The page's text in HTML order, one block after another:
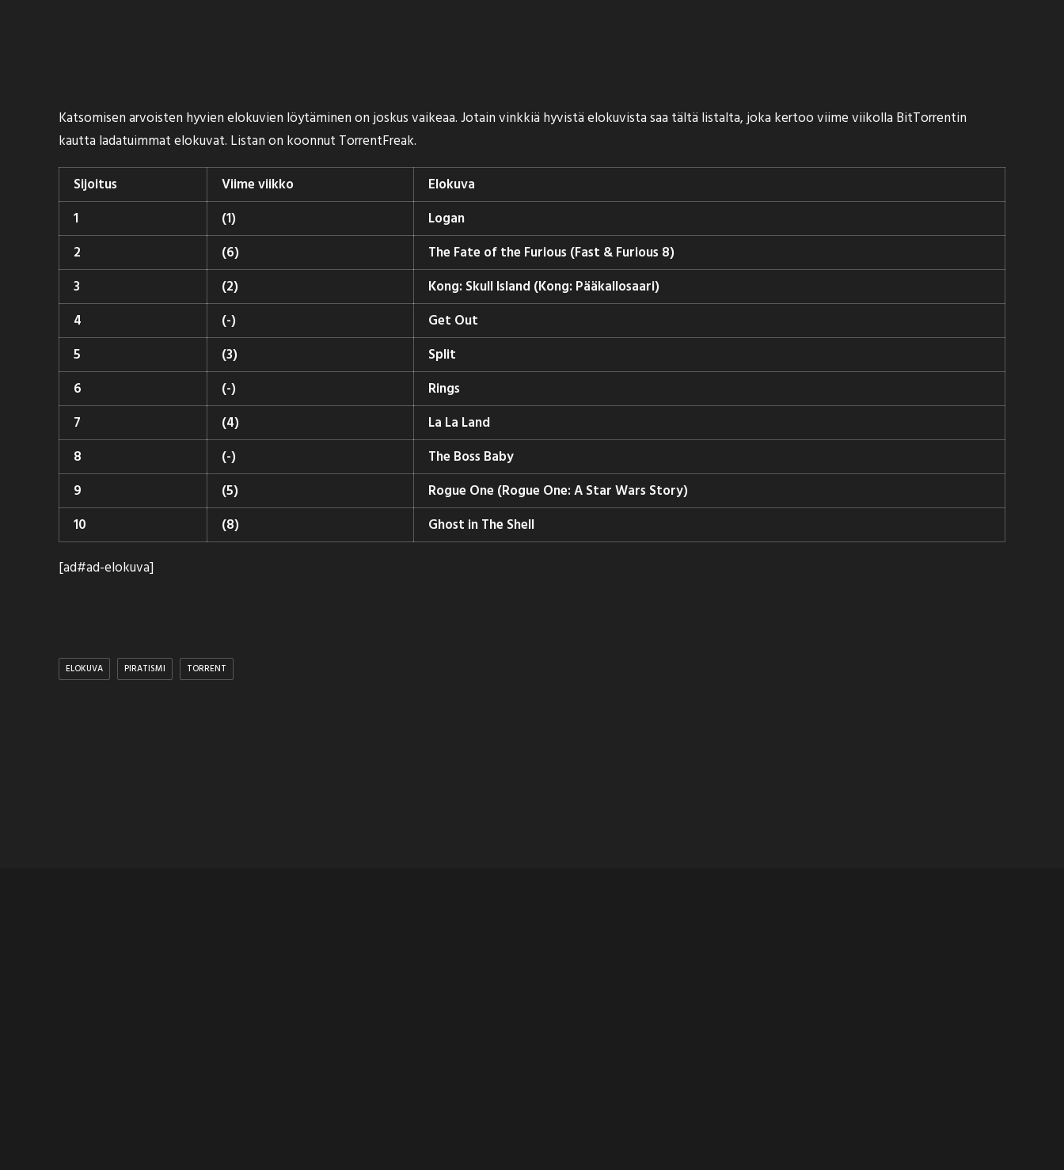
Katsomisen arvoisten hyvien elokuvien löytäminen on joskus vaikeaa. Jotain vinkkiä hyvistä elokuvista saa tältä listalta, joka kertoo viime viikolla BitTorrentin
kautta ladatuimmat elokuvat. Listan on koonnut TorrentFreak.
Sijoitus Viime viikko
Elokuva
1
(1)
Logan
2
(6)
The Fate of the Furious (Fast & Furious 8)
3
(2)
Kong: Skull Island (Kong: Pääkallosaari)
4
(-)
Get Out
5
(3)
Split
6
(-)
Rings
7
(4)
La La Land
8
(-)
The Boss Baby
9
(5)
Rogue One (Rogue One: A Star Wars Story)
10
(8)
Ghost in The Shell
[ad#ad-elokuva]
ELOKUVA PIRATISMI TORRENT